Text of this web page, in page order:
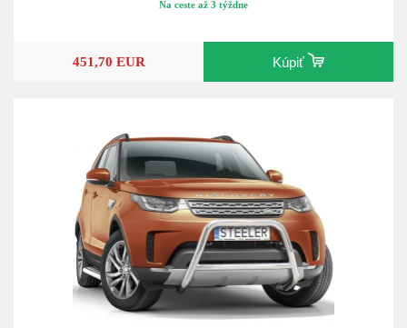
Na ceste až 3 týždne
451,70 EUR Kúpiť